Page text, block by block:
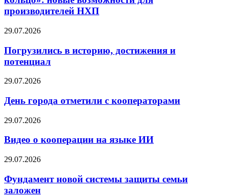
производителей НХП
29.07.2026
Погрузились в историю, достижения и
потенциал
29.07.2026
День города отметили с кооператорами
29.07.2026
Видео о кооперации на языке ИИ
29.07.2026
Фундамент новой системы защиты семьи
заложен